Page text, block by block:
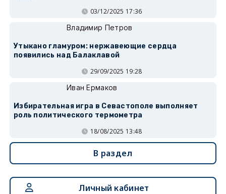
03/12/2025 17:36
Владимир Петров
Утыкано гламуром: нержавеющие сердца
появились над Балаклавой
29/09/2025 19:28
Иван Ермаков
Избирательная игра в Севастополе выполняет
роль политического термометра
18/08/2025 13:48
В раздел
Личный кабинет